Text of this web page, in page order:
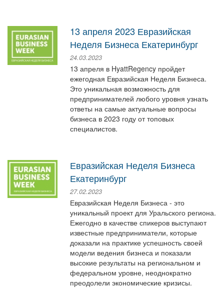
13 апреля 2023 Евразийская
Неделя Бизнеса Екатеринбург
24.03.2023
13 апреля в HyattRegency пройдет
ежегодная Евразийская Неделя Бизнеса.
Это уникальная возможность для
предпринимателей любого уровня узнать
ответы на самые актуальные вопросы
бизнеса в 2023 году от топовых
специалистов.
Евразийская Неделя Бизнеса
Екатеринбург
27.02.2023
Евразийская Неделя Бизнеса - это
уникальный проект для Уральского региона.
Ежегодно в качестве спикеров выступают
известные предприниматели, которые
доказали на практике успешность своей
модели ведения бизнеса и показали
высокие результаты на региональном и
федеральном уровне, неоднократно
преодолели экономические кризисы.